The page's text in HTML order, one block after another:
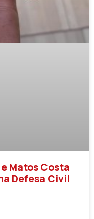
Matos Costa
Defesa Civil